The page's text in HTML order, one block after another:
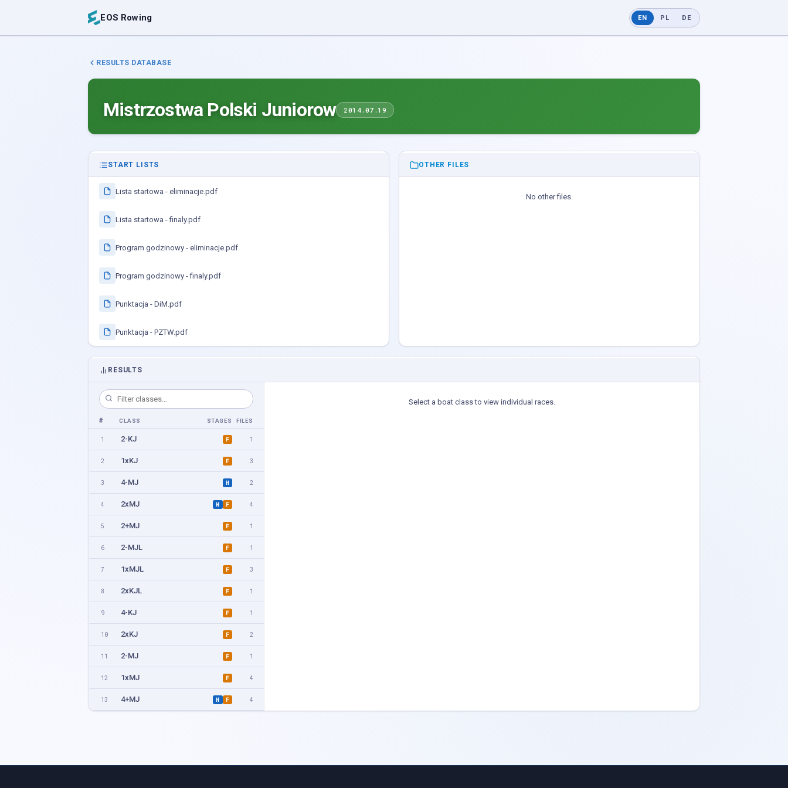
EOS Rowing EN PL DE
RESULTS DATABASE
Mistrzostwa Polski Juniorow 2014.07.19
START LISTS
Lista startowa - eliminacje.pdf
Lista startowa - finaly.pdf
Program godzinowy - eliminacje.pdf
Program godzinowy - finaly.pdf
Punktacja - DiM.pdf
Punktacja - PZTW.pdf
OTHER FILES
No other files.
RESULTS
# CLASS STAGES FILES
1 2-KJ F 1
2 1xKJ F 3
3 4-MJ H 2
4 2xMJ H F 4
5 2+MJ F 1
6 2-MJL F 1
7 1xMJL F 3
8 2xKJL F 1
9 4-KJ F 1
10 2xKJ F 2
11 2-MJ F 1
12 1xMJ F 4
13 4+MJ H F 4
17 2xMJL F 1
Select a boat class to view individual races.